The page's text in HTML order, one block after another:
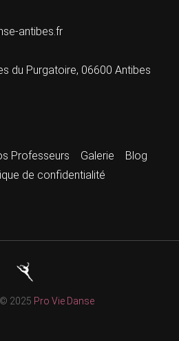
antibes.fr
du Purgatoire, 06600 Antibes
Professeurs Galerie
Blog
de confidentialité
2025 Pro Vie Danse